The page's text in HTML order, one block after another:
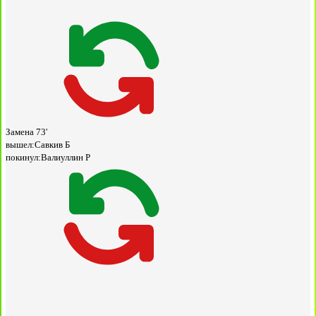
Замена 73'
вышел:Савкив Б
покинул:Валиуллин Р